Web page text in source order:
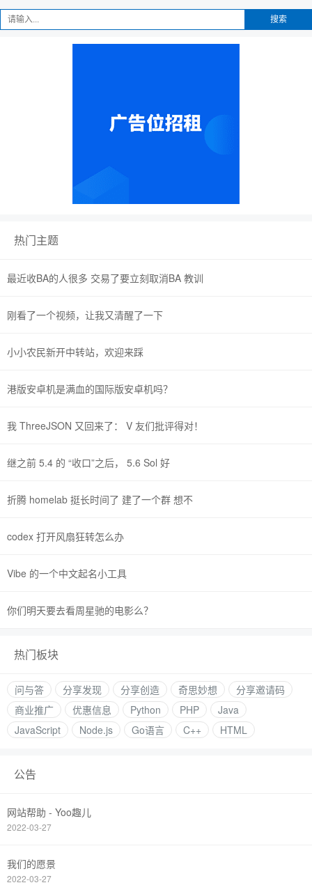
搜索
热门主题
最近收BA的人很多 交易了要立刻取消BA 教训
刚看了一个视频，让我又清醒了一下
小小农民新开中转站，欢迎来踩
港版安卓机是满血的国际版安卓机吗？
我 ThreeJSON 又回来了： V 友们批评得对！
继之前 5.4 的 “收口”之后， 5.6 Sol 好
折腾 homelab 挺长时间了 建了一个群 想不
codex 打开风扇狂转怎么办
Vibe 的一个中文起名小工具
你们明天要去看周星驰的电影么？
热门板块
问与答 分享发现 分享创造 奇思妙想
分享邀请码
商业推广
优惠信息 Python PHP
Java
JavaScript
Node.js Go语言 C++ HTML
公告
网站帮助 - Yoo趣儿
2022-03-27
我们的愿景
2022-03-27